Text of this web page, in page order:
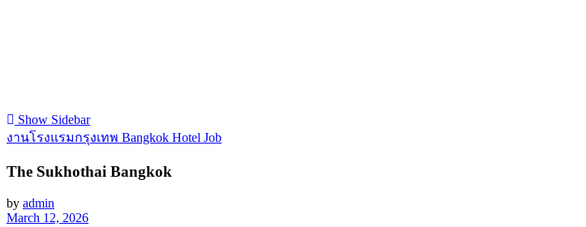
Show Sidebar
งานโรงแรมกรุงเทพ Bangkok Hotel Job
The Sukhothai Bangkok
by admin
March 12, 2026